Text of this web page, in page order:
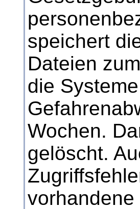
speichert
Dateien
die
Wochen.
gelöscht.